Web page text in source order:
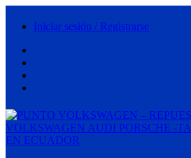
Iniciar sesión / Registrarse